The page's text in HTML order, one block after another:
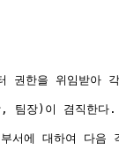
권한을 위임받아
팀장)이 겸직한
서에 대하여 다음